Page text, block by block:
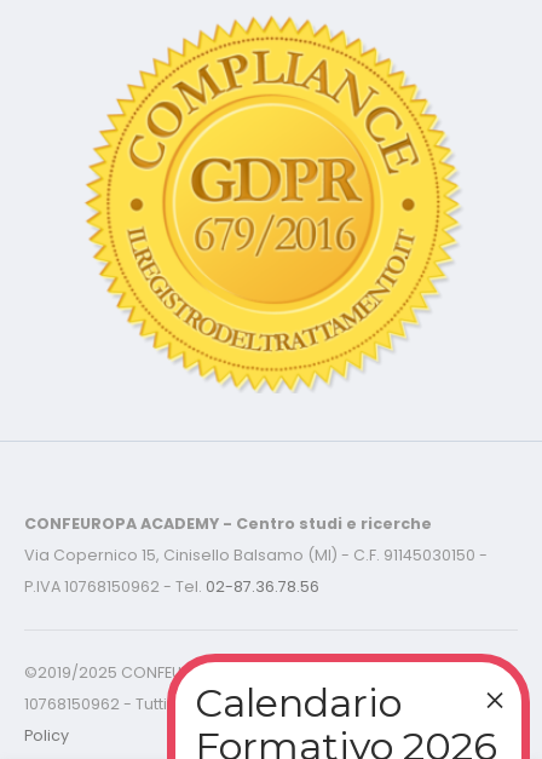
P.IVA 10768150962 - Tel.02-87.36.78.56
Policy